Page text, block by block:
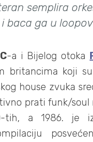
semplira
baca ga u
-a i Bijelog otoka
britancima koji
house zvuka
prati funk/soul
tih, a 1986. je